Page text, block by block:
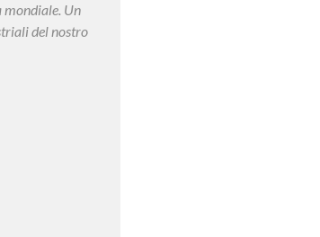
mondiale. Un
del nostro